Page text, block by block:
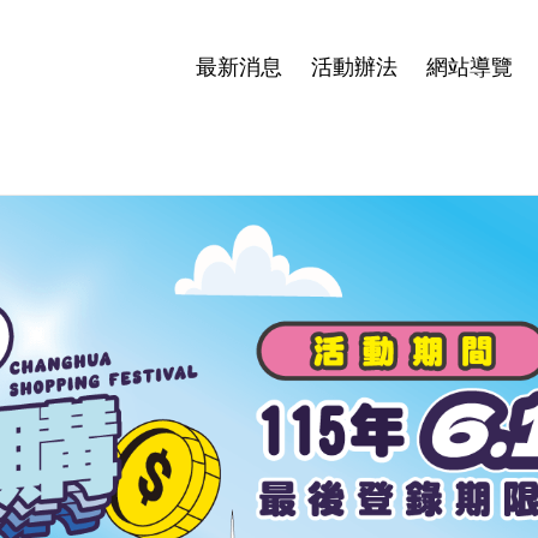
最新消息 活動辦法 網站導覽